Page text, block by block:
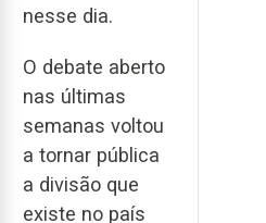
nesse dia.
O debate aberto
nas últimas
semanas voltou
a tornar pública
a divisão que
existe no país